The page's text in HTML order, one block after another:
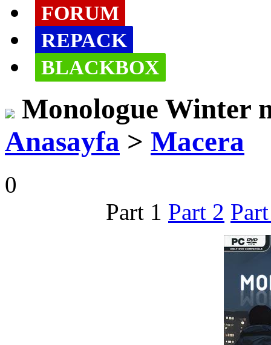
FORUM
REPACK
BLACKBOX
Monologue Winter
Anasayfa > Macera
0
Part 1 Part 2